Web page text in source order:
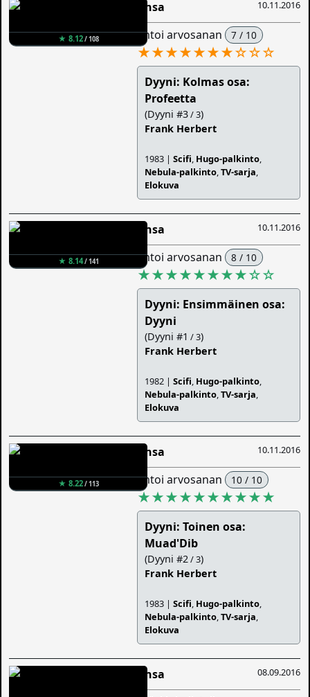
★ 8.12/ 108
10.11.2016
Ansa
antoi arvosanan 7 / 10
★★★★★★★☆☆☆
Dyyni: Kolmas osa:
Profeetta
(Dyyni #3/ 3)
Frank Herbert
1983 |Scifi, Hugo-palkinto,
Nebula-palkinto,TV-sarja,
Elokuva
★ 8.14/ 141
10.11.2016
Ansa
antoi arvosanan 8 / 10
★★★★★★★★☆☆
Dyyni: Ensimmäinen osa:
Dyyni
(Dyyni #1 / 3)
Frank Herbert
1982 |Scifi, Hugo-palkinto,
Nebula-palkinto,TV-sarja,
Elokuva
★ 8.22/ 113
10.11.2016
Ansa
antoi arvosanan 10 / 10
★★★★★★★★★★
Dyyni: Toinen osa:
Muad'Dib
(Dyyni #2/ 3)
Frank Herbert
1983 |Scifi, Hugo-palkinto,
Nebula-palkinto,TV-sarja,
Elokuva
08.09.2016
Ansa